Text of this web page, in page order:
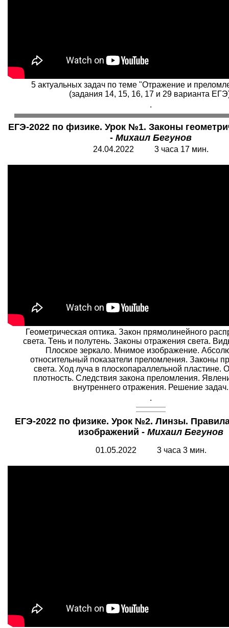
5 актуальных задач по теме "Отражение и
(задания 14, 15, 16, 17 и 29 варианта
.
ЕГЭ-2022 по физике. Урок №1. Законы
- Михаил Бегунов
24.04.2022 3 часа 17 мин.
Геометрическая оптика. Закон прямолинейного
света. Тень и полутень. Законы отражения света.
Плоское зеркало. Мнимое изображение.
относительный показатели преломления. Законы
света. Ход луча в плоскопараллельной пластине.
плотность. Следствия закона преломления.
внутреннего отражения. Решение задач.
.
ЕГЭ-2022 по физике. Урок №2. Линзы.
изображений - Михаил Бегунов
01.05.2022 3 часа 3 мин.